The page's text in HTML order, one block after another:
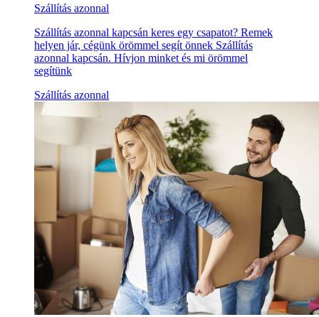
Szállítás azonnal
Szállítás azonnal kapcsán keres egy csapatot? Remek
helyen jár, cégünk örömmel segít önnek Szállítás
azonnal kapcsán. Hívjon minket és mi örömmel
segítünk
Szállítás azonnal